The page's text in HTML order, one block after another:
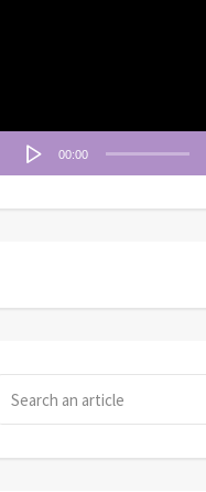
00:00